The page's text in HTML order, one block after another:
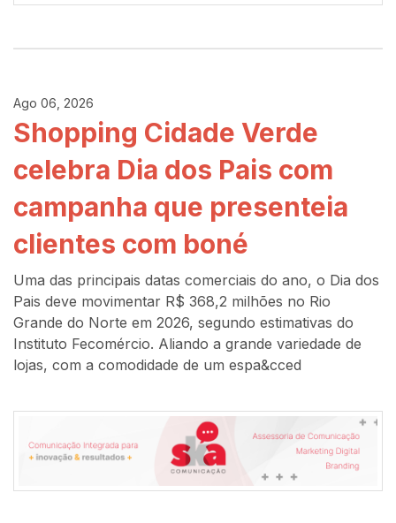
Ago 06, 2026
Shopping Cidade Verde
celebra Dia dos Pais com
campanha que presenteia
clientes com boné
Uma das principais datas comerciais do ano, o Dia dos
Pais deve movimentar R$ 368,2 milhões no Rio
Grande do Norte em 2026, segundo estimativas do
Instituto Fecomércio. Aliando a grande variedade de
lojas, com a comodidade de um espa&cced